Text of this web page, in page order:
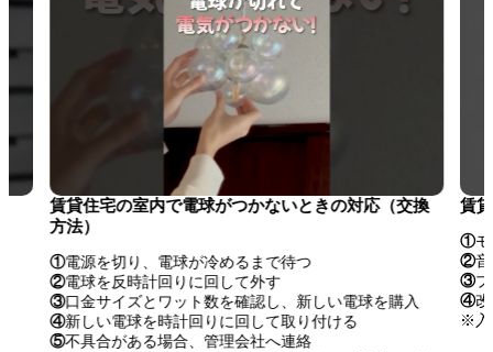
賃貸住宅の室内で電球がつかないときの対応（交換
方法）
①電源を切り、電球が冷めるまで待つ
②電球を反時計回りに回して外す
③口金サイズとワット数を確認し、新しい電球を購入
④新しい電球を時計回りに回して取り付ける
⑤不具合がある場合、管理会社へ連絡
賃
①
②
③
④
※入